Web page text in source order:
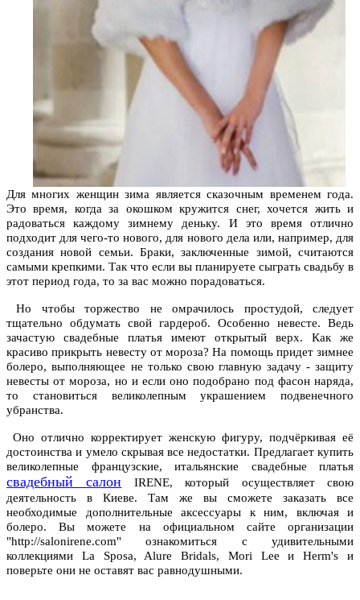
Для многих женщин зима является сказочным временем года.
Это время, когда за окошком кружится снег, хочется жить и
радоваться каждому зимнему деньку. И это время отлично
подходит для чего-то нового, для нового дела или, например, для
создания новой семьи. Браки, заключенные зимой, считаются
самыми крепкими. Так что если вы планируете сыграть свадьбу в
этот период года, то за вас можно порадоваться.
Но чтобы торжество не омрачилось простудой, следует
тщательно обдумать свой гардероб. Особенно невесте. Ведь
зачастую свадебные платья имеют открытый верх. Как же
красиво прикрыть невесту от мороза? На помощь придет зимнее
болеро, выполняющее не только свою главную задачу - защиту
невесты от мороза, но и если оно подобрано под фасон наряда,
то становиться великолепным украшением подвенечного
убранства.
Оно отлично корректирует женскую фигуру, подчёркивая её
достоинства и умело скрывая все недостатки. Предлагает купить
великолепные французские, итальянские свадебные платья
свадебный салон IRENE, который осуществляет свою
деятельность в Киеве. Там же вы сможете заказать все
необходимые дополнительные аксессуары к ним, включая и
болеро. Вы можете на официальном сайте организации
"http://salonirene.com" ознакомиться с удивительными
коллекциями La Sposa, Alure Bridals, Mori Lee и Herm's и
поверьте они не оставят вас равнодушными.